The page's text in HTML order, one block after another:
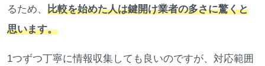
るため、 比較を始めた人は鍵開け業者の多さに驚くと
思います。
1つずつ丁寧に情報収集しても良いのですが、対応範囲